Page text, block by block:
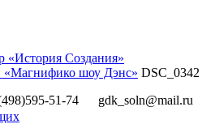
«История Создания»
«Магнифико шоу Дэнс» DSC_0342
51-74
gdk_soln@mail.ru